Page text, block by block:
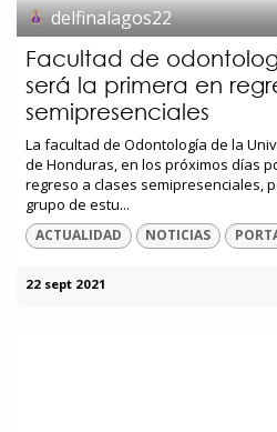
delfinalagos22
Facultad de
será la primera en
semipresenciales
La facultad de Odontología de la
de Honduras, en los próximos días
regreso a clases semipresenciales,
grupo de estu...
ACTUALIDAD NOTICIAS
22 sept 2021